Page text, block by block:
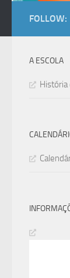
FOLLOW:
A ESCOLA
História